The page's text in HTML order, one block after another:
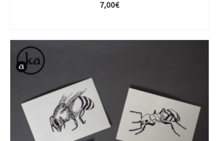
7,00€